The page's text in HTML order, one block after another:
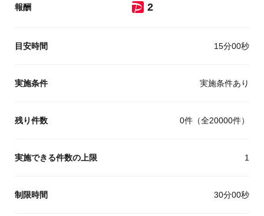
報酬 2ポイント
目安時間 15分00秒
実施条件 実施条件あり
残り件数 0件（全20000件）
実施できる件数の上限 1
制限時間 30分00秒